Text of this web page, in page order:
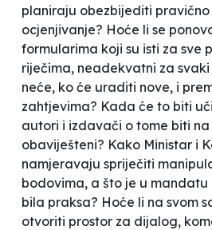
planiraju obezbijediti pravično
ocjenjivanje? Hoće li se
formularima koji su isti za sve
riječima, neadekvatni za
neće, ko će uraditi nove, i
zahtjevima? Kada će to biti
autori i izdavači o tome biti na
obaviješteni? Kako Ministar i
namjeravaju spriječiti
bodovima, a što je u
bila praksa? Hoće li na svom
otvoriti prostor za dijalog,